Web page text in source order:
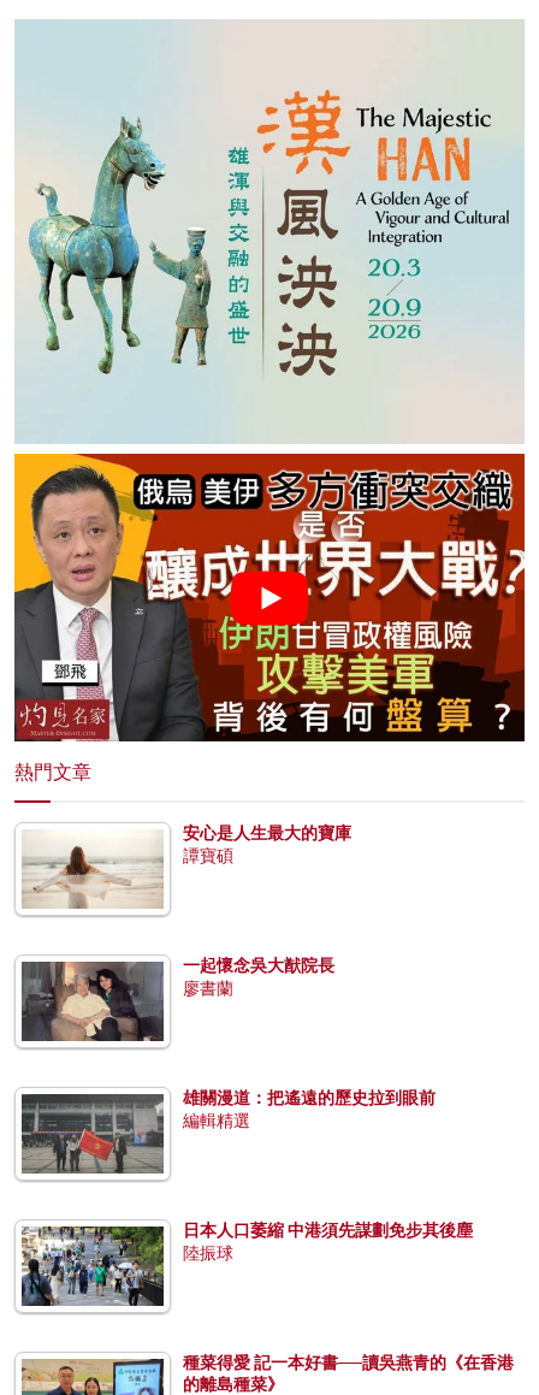
熱門文章
安心是人生最大的寶庫
譚寶碩
一起懷念吳大猷院長
廖書蘭
雄關漫道：把遙遠的歷史拉到眼前
編輯精選
日本人口萎縮 中港須先謀劃免步其後塵
陸振球
種菜得愛 記一本好書──讀吳燕青的《在香港
的離島種菜》